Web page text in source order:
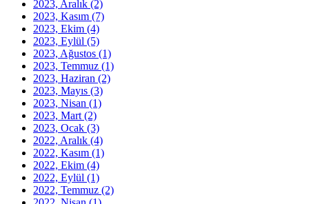
2023, Aralık (2)
2023, Kasım (7)
2023, Ekim (4)
2023, Eylül (5)
2023, Ağustos (1)
2023, Temmuz (1)
2023, Haziran (2)
2023, Mayıs (3)
2023, Nisan (1)
2023, Mart (2)
2023, Ocak (3)
2022, Aralık (4)
2022, Kasım (1)
2022, Ekim (4)
2022, Eylül (1)
2022, Temmuz (2)